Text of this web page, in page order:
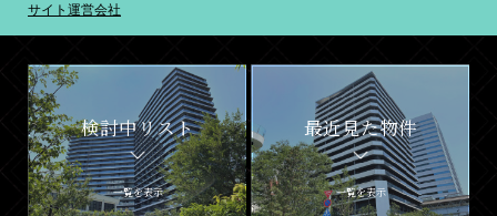
サイト運営会社
検討中リスト
一覧を表示
最近見た物件
一覧を表示